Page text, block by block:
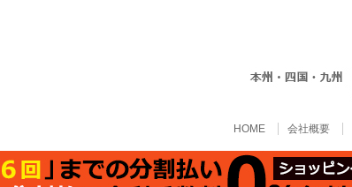
HOME 会社概要